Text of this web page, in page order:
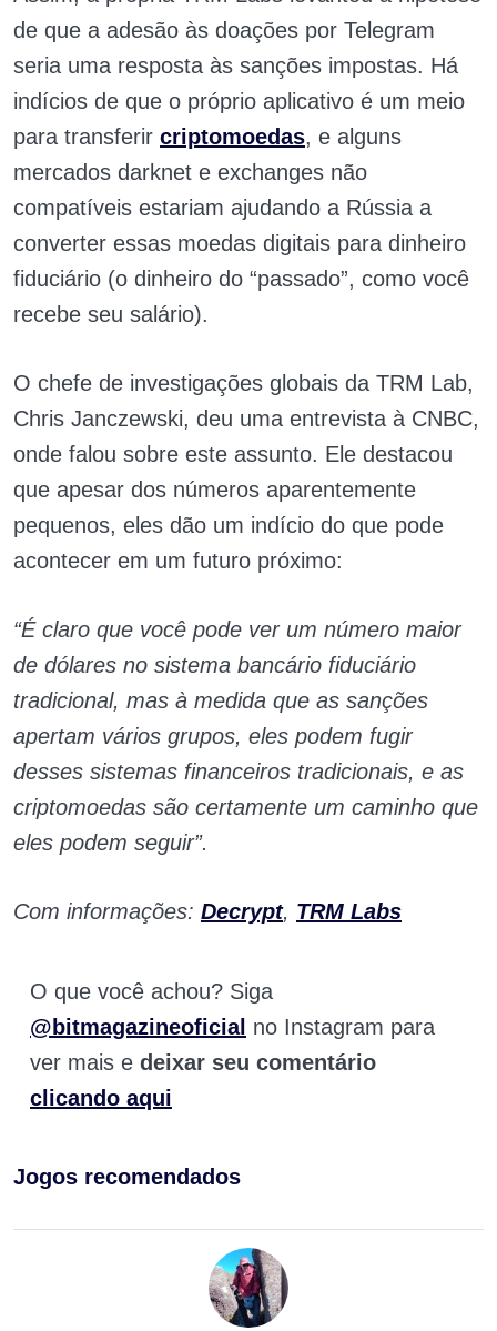
de que a adesão às doações por Telegram
seria uma resposta às sanções impostas. Há
indícios de que o próprio aplicativo é um meio
para transferir criptomoedas, e alguns
mercados darknet e exchanges não
compatíveis estariam ajudando a Rússia a
converter essas moedas digitais para dinheiro
fiduciário (o dinheiro do “passado”, como você
recebe seu salário).
O chefe de investigações globais da TRM Lab,
Chris Janczewski, deu uma entrevista à CNBC,
onde falou sobre este assunto. Ele destacou
que apesar dos números aparentemente
pequenos, eles dão um indício do que pode
acontecer em um futuro próximo:
“É claro que você pode ver um número maior
de dólares no sistema bancário fiduciário
tradicional, mas à medida que as sanções
apertam vários grupos, eles podem fugir
desses sistemas financeiros tradicionais, e as
criptomoedas são certamente um caminho que
eles podem seguir”.
Com informações: Decrypt, TRM Labs
O que você achou? Siga
@bitmagazineoficial no Instagram para
ver mais e deixar seu comentário
clicando aqui
Jogos recomendados